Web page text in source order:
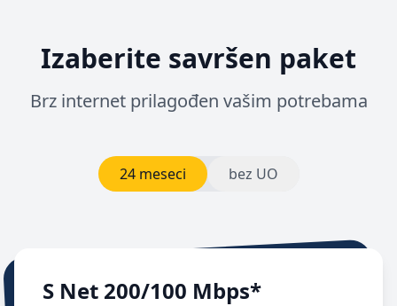
Izaberite savršen paket
Brz internet prilagođen vašim potrebama
24 meseci bez UO
S Net 200/100 Mbps*